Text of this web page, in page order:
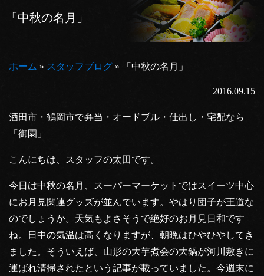
「中秋の名月」
ホーム » スタッフブログ » 「中秋の名月」
2016.09.15
酒田市・鶴岡市で弁当・オードブル・仕出し・宅配なら
「御園」
こんにちは、スタッフの太田です。
今日は中秋の名月、スーパーマーケットではスイーツ中心
にお月見関連グッズが並んでいます。やはり団子が王道な
のでしょうか。天気もよさそうで絶好のお月見日和です
ね。日中の気温は高くなりますが、朝晩はひやひやしてき
ました。そういえば、山形の大芋煮会の大鍋が河川敷きに
運ばれ清掃されたという記事が載っていました。今週末に